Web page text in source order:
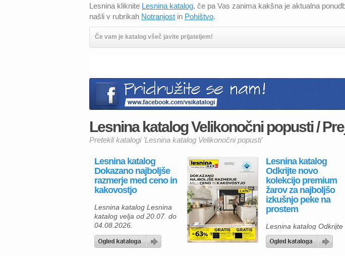
Lesnina kliknite Lesnina katalog, če pa Vas zanima kakšna je aktualna
našli v rubrikah Notranjost in Pohištvo.
Če vam je katalog všeč javite prijateljem!
Lesnina katalog Velikonočni popusti /
Pretekli katalogi 'Lesnina katalog Velikonočni popusti'
Lesnina katalog
Dokazano najboljše
razmerje med ceno in
kakovostjo
Lesnina katalog Lesnina
katalog velja od 20.07. do
04.08.2026.
Lesnina katalog
Odkrijte novo
kolekcijo premium
žarov za najboljšo
izkušnjo peke na
prostem
Lesnina katalog Odkrijte
novo kolekcijo premium
žarov za najboljšo